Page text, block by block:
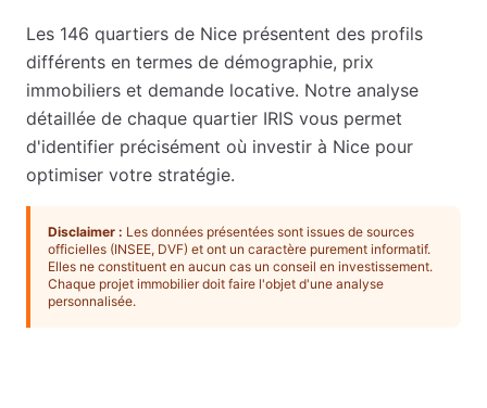
Les 146 quartiers de Nice présentent des profils
différents en termes de démographie, prix
immobiliers et demande locative. Notre analyse
détaillée de chaque quartier IRIS vous permet
d'identifier précisément où investir à Nice pour
optimiser votre stratégie.
Disclaimer : Les données présentées sont issues de sources
officielles (INSEE, DVF) et ont un caractère purement informatif.
Elles ne constituent en aucun cas un conseil en investissement.
Chaque projet immobilier doit faire l'objet d'une analyse
personnalisée.